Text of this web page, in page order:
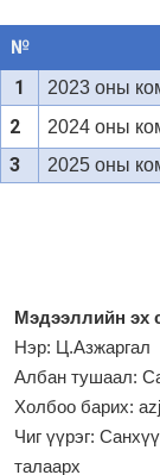
№
1
2023 оны
2
2024 оны
3
2025 оны
Мэдээллийн эх
Нэр: Ц.Азжаргал
Албан тушаал:
Холбоо барих:
Чиг үүрэг: Санхүү
талаарх